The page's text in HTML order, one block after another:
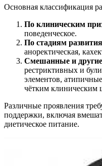
Основная классификация
По клиническим
поведенческое.
По стадиям развития
аноректическая,
Смешанные и
рестриктивных и
элементов,
чётким клиническим
Различные проявления
поддержки, включая
диетическое питание.